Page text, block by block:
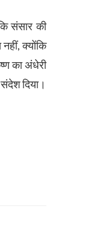
संसार की
क्योंकि
का अंधेरी
दिया।